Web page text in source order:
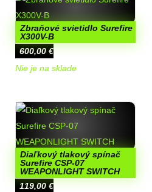
Zbraňové svietidlo Surefire
X300V-B
600,00€
Nie je na sklade
Diaľkový tlakový spínač
Surefire CSP-07
WEAPONLIGHT SWITCH
119,00€